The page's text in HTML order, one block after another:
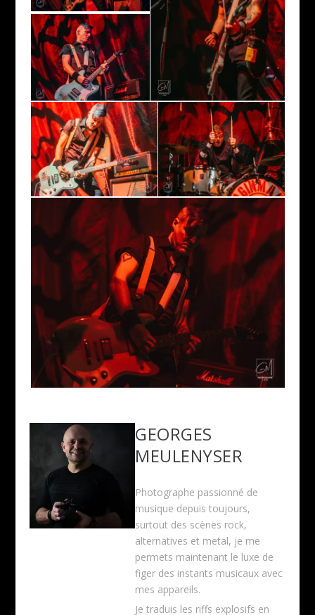
GEORGES
MEULENYSER
Photographe passionné de
musique depuis toujours,
surtout des scènes rock,
alternatives et metal, je me
permets maintenant le luxe de
figer des instants musicaux avec
mes appareils.
Je traduis les riffs explosifs en